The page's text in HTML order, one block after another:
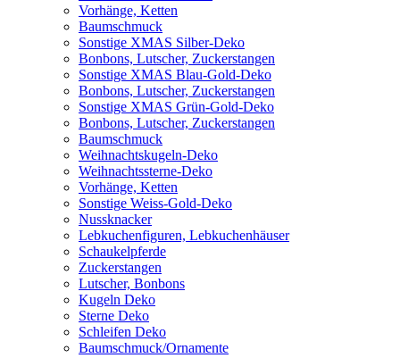
Vorhänge, Ketten
Baumschmuck
Sonstige XMAS Silber-Deko
Bonbons, Lutscher, Zuckerstangen
Sonstige XMAS Blau-Gold-Deko
Bonbons, Lutscher, Zuckerstangen
Sonstige XMAS Grün-Gold-Deko
Bonbons, Lutscher, Zuckerstangen
Baumschmuck
Weihnachtskugeln-Deko
Weihnachtssterne-Deko
Vorhänge, Ketten
Sonstige Weiss-Gold-Deko
Nussknacker
Lebkuchenfiguren, Lebkuchenhäuser
Schaukelpferde
Zuckerstangen
Lutscher, Bonbons
Kugeln Deko
Sterne Deko
Schleifen Deko
Baumschmuck/Ornamente